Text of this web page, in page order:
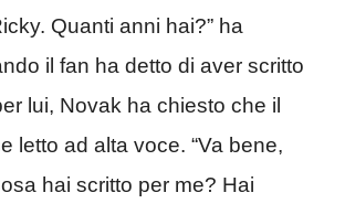
Quanti anni hai?” ha
il fan ha detto di aver scritto
lui, Novak ha chiesto che il
letto ad alta voce. “Va bene,
hai scritto per me? Hai